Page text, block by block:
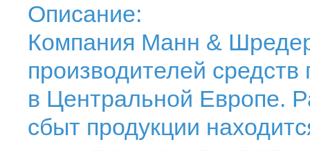
Описание:
Компания Манн &
производителей
в Центральной Европе.
сбыт продукции